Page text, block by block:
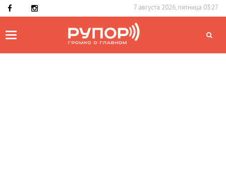
7 августа 2026, пятница 03:27
Toggle